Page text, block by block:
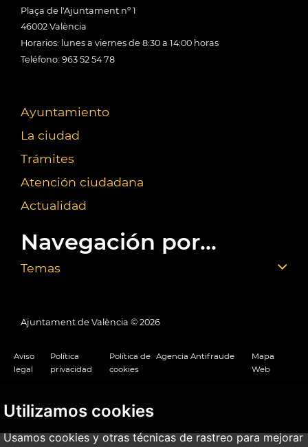
Utilizamos cookies
Usamos cookies y otras técnicas de rastreo para mejorar
Plaça de l'Ajuntament nº 1
46002 València
Horarios: lunes a viernes de 8:30 a 14:00 horas
Teléfono: 963 52 54 78
Ayuntamiento
La ciudad
Trámites
Atención ciudadana
Actualidad
Navegación por...
Temas
Ajuntament de València © 2026
Aviso
legal
Política
privacidad
Política de
cookies
Agencia Antifraude
Mapa
Web